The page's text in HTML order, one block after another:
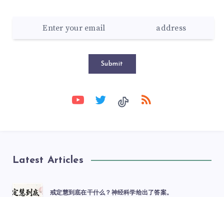
Submit
Latest Articles
戒定慧到底在干什么？神经科学给出了答案。